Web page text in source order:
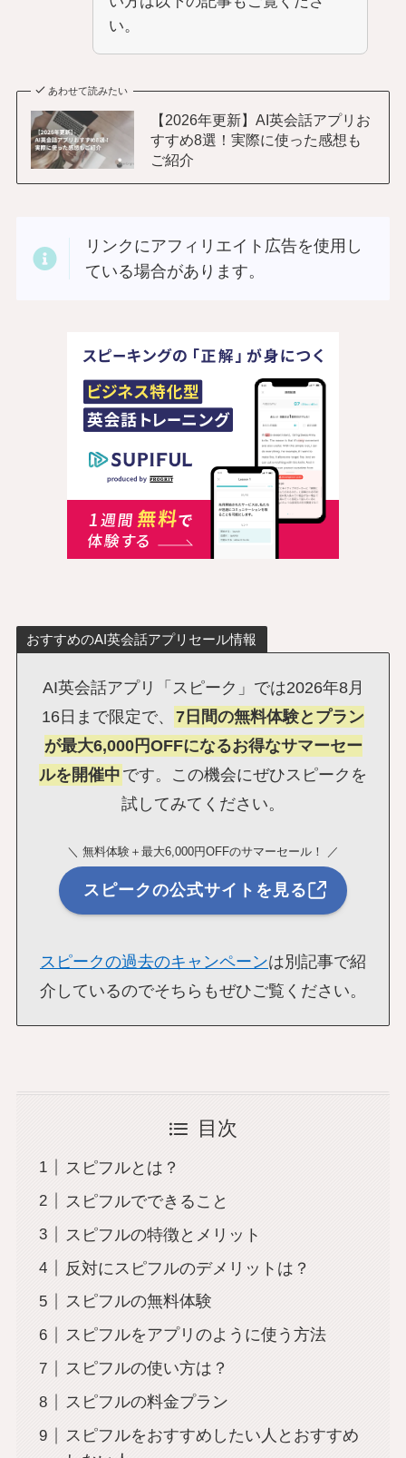
い。
あわせて読みたい
【2026年更新】AI英会話アプリお
すすめ8選！実際に使った感想も
ご紹介
リンクにアフィリエイト広告を使用し
ている場合があります。
おすすめのAI英会話アプリセール情報
AI英会話アプリ「スピーク」では2026年8月
16日まで限定で、 7日間の無料体験とプラン
が最大6,000円OFFになるお得なサマーセー
ルを開催中 です。この機会にぜひスピークを
試してみてください。
＼ 無料体験＋最大6,000円OFFのサマーセール！ ／
スピークの公式サイトを見る
スピークの過去のキャンペーンは別記事で紹
介しているのでそちらもぜひご覧ください。
目次
スピフルとは？
スピフルでできること
スピフルの特徴とメリット
反対にスピフルのデメリットは？
スピフルの無料体験
スピフルをアプリのように使う方法
スピフルの使い方は？
スピフルの料金プラン
スピフルをおすすめしたい人とおすすめ